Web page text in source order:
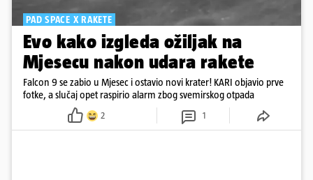
PAD SPACE X RAKETE
Evo kako izgleda ožiljak na
Mjesecu nakon udara rakete
Falcon 9 se zabio u Mjesec i ostavio novi krater! KARI objavio prve
fotke, a slučaj opet raspirio alarm zbog svemirskog otpada
2 1